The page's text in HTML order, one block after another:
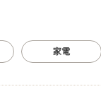
家電